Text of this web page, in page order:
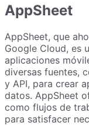
AppSheet
AppSheet, que
Google Cloud, es
aplicaciones
diversas fuentes,
y API, para crear
datos. AppSheet
como flujos de
para satisfacer